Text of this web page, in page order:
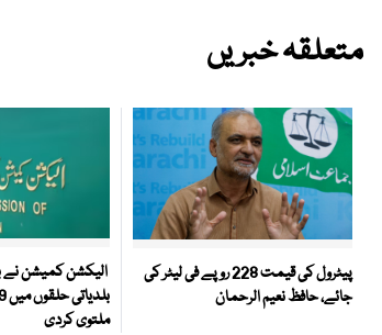
متعلقہ خبریں
پیٹرول کی قیمت 228 روپے فی لیٹر کی
جائے، حافظ نعیم الرحمان
ملتوی کردی